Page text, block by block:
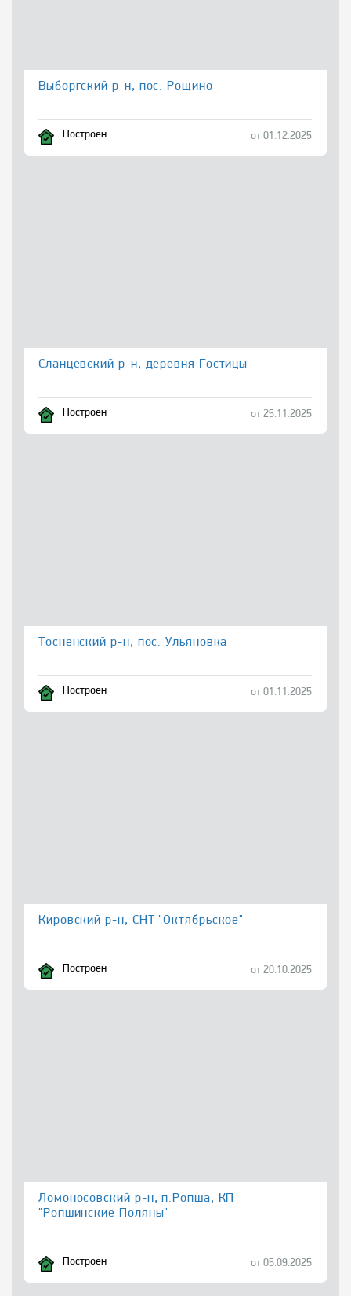
Выборгский р-н, пос. Рощино
Построен от 01.12.2025
Сланцевский р-н, деревня Гостицы
Построен от 25.11.2025
Тосненский р-н, пос. Ульяновка
Построен от 01.11.2025
Кировский р-н, СНТ "Октябрьское"
Построен от 20.10.2025
Ломоносовский р-н, п.Ропша, КП
"Ропшинские Поляны"
Построен от 05.09.2025